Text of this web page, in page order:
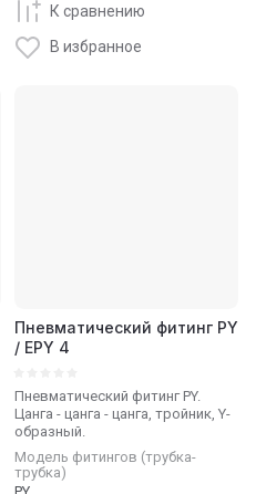
К сравнению
В избранное
Пневматический фитинг PY
/ EPY 4
Пневматический фитинг PY.
Цанга - цанга - цанга, тройник, Y-
образный.
Модель фитингов (трубка-
трубка)